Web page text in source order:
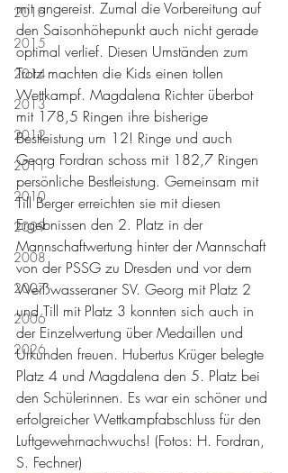
2016
2015
2014
2013
2012
2011
2010
2009
2008
2007
2006
2026
mit angereist. Zumal die Vorbereitung auf
den Saisonhöhepunkt auch nicht gerade
optimal verlief. Diesen Umständen zum
Trotz machten die Kids einen tollen
Wettkampf. Magdalena Richter überbot
mit 178,5 Ringen ihre bisherige
Bestleistung um 12! Ringe und auch
Georg Fordran schoss mit 182,7 Ringen
persönliche Bestleistung. Gemeinsam mit
Till Berger erreichten sie mit diesen
Ergebnissen den 2. Platz in der
Mannschaftwertung hinter der Mannschaft
von der PSSG zu Dresden und vor dem
Weißwasseraner SV. Georg mit Platz 2
und Till mit Platz 3 konnten sich auch in
der Einzelwertung über Medaillen und
Urkunden freuen. Hubertus Krüger belegte
Platz 4 und Magdalena den 5. Platz bei
den Schülerinnen. Es war ein schöner und
erfolgreicher Wettkampfabschluss für den
Luftgewehrnachwuchs! (Fotos: H. Fordran,
S. Fechner)